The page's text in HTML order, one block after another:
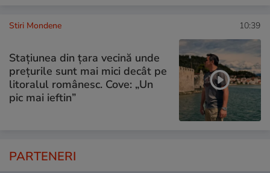
Stiri Mondene 10:39
Stațiunea din țara vecină unde
prețurile sunt mai mici decât pe
litoralul românesc. Cove: „Un
pic mai ieftin”
PARTENERI